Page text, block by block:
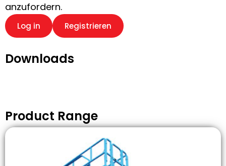
anzufordern.
Log in Registrieren
Downloads
Product Range